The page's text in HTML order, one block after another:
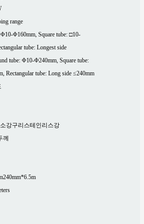
range
Φ160mm, Square tube: □10-
tube: Longest side
tube: Φ10-Φ240mm, Square tube:
Rectangular tube: Long side ≤240mm
강구리 스테인리스강
께
240mm*6.5m